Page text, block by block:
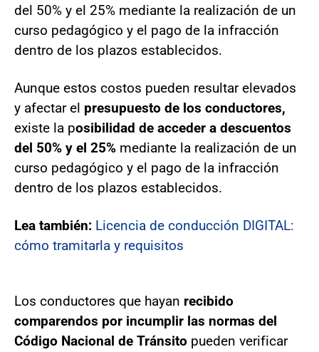
del 50% y el 25% mediante la realización de un
curso pedagógico y el pago de la infracción
dentro de los plazos establecidos.
Aunque estos costos pueden resultar elevados
y afectar el presupuesto de los conductores,
existe la posibilidad de acceder a descuentos
del 50% y el 25% mediante la realización de un
curso pedagógico y el pago de la infracción
dentro de los plazos establecidos.
Lea también: Licencia de conducción DIGITAL:
cómo tramitarla y requisitos
Los conductores que hayan recibido
comparendos por incumplir las normas del
Código Nacional de Tránsito pueden verificar